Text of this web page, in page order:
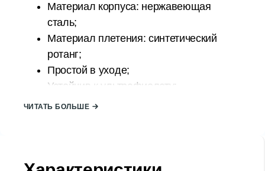
Материал корпуса: нержавеющая
сталь;
Материал плетения: синтетический
ротанг;
Простой в уходе;
Устойчив к ультрафиолету;
Прочный, устойчивый к атмосферным
Размер кадра:
ЧИТАТЬ БОЛЬШЕ